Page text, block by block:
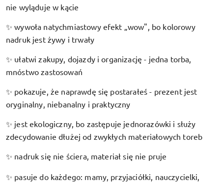
nie wyląduje w kącie
✨ wywoła natychmiastowy efekt „wow", bo kolorowy
nadruk jest żywy i trwały
✨ ułatwi zakupy, dojazdy i organizację - jedna torba,
mnóstwo zastosowań
✨ pokazuje, że naprawdę się postarałeś - prezent jest
oryginalny, niebanalny i praktyczny
✨ jest ekologiczny, bo zastępuje jednorazówki i służy
zdecydowanie dłużej od zwykłych materiałowych toreb
✨ nadruk się nie ściera, materiał się nie pruje
✨ pasuje do każdego: mamy, przyjaciółki, nauczycielki,